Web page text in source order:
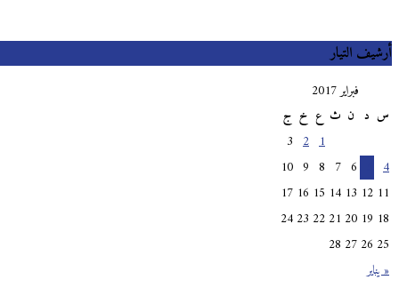
أرشيف التيار
فبراير 2017
س د ن ث ع خ ج
« يناير
1
2
3
4
6
7
8
9
10
11
12
13
14
15
16
17
18
19
20
21
22
23
24
25
26
27
28